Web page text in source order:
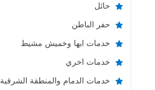
حائل
حفر الباطن
خدمات ابها وخميش مشيط
خدمات اخري
خدمات الدمام والمنطقة الشرقية